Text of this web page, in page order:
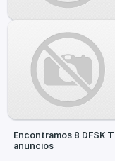
Encontramos 8 DFSK
anuncios